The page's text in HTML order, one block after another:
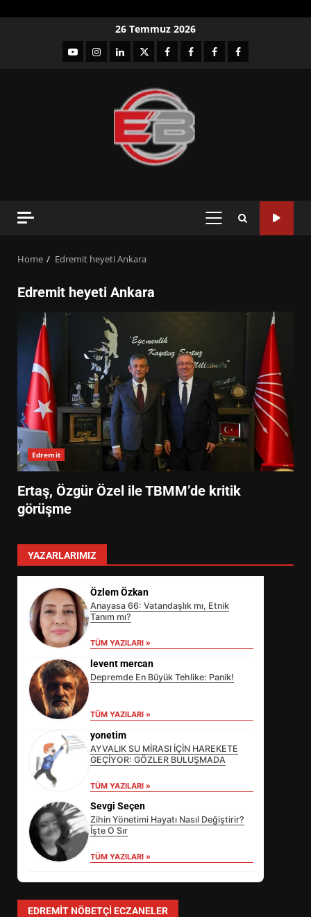
26 Temmuz 2026
YouTubeInstagram
LinkedIntwitterfacebook-Facebook-
Facebook-Facebook-
PRIMARY
Home Edremit heyeti Ankara
Edremit heyeti Ankara
Edremit
Ertaş, Özgür Özel ile TBMM’de kritik
görüşme
YAZARLARIMIZ
Özlem Özkan
Anayasa 66: Vatandaşlık mı, Etnik
Tanım mı?
TÜM YAZILARI »
levent mercan
Depremde En Büyük Tehlike: Panik!
TÜM YAZILARI »
yonetim
AYVALIK SU MİRASI İÇİN HAREKETE
GEÇİYOR: GÖZLER BULUŞMADA
TÜM YAZILARI »
Sevgi Seçen
Zihin Yönetimi Hayatı Nasıl Değiştirir?
İşte O Sır
TÜM YAZILARI »
EDREMIT NÖBETÇI ECZANELER
3
EİB’DE KRİTİK ATAMA:
SÜRDÜRÜLEBİLİRLİKTE NE